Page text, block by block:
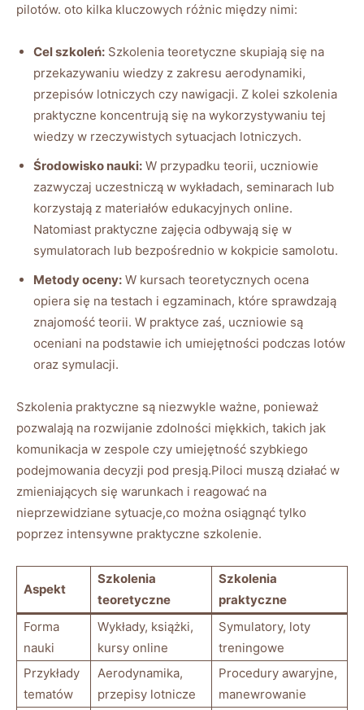
pilotów. oto kilka kluczowych różnic między nimi:
Cel szkoleń: Szkolenia teoretyczne skupiają się na
przekazywaniu wiedzy z zakresu aerodynamiki,
przepisów lotniczych czy nawigacji. Z kolei szkolenia
praktyczne koncentrują się na wykorzystywaniu tej
wiedzy w rzeczywistych sytuacjach lotniczych.
Środowisko nauki: W przypadku teorii, uczniowie
zazwyczaj uczestniczą w wykładach, seminarach lub
korzystają z materiałów edukacyjnych online.
Natomiast praktyczne zajęcia odbywają się w
symulatorach lub bezpośrednio w kokpicie samolotu.
Metody oceny: W kursach teoretycznych ocena
opiera się na testach i egzaminach, które sprawdzają
znajomość teorii. W praktyce zaś, uczniowie są
oceniani na podstawie ich umiejętności podczas lotów
oraz symulacji.
Szkolenia praktyczne są niezwykle ważne, ponieważ
pozwalają na rozwijanie zdolności miękkich, takich jak
komunikacja w zespole czy umiejętność szybkiego
podejmowania decyzji pod presją.Piloci muszą działać w
zmieniających się warunkach i reagować na
nieprzewidziane sytuacje,co można osiągnąć tylko
poprzez intensywne praktyczne szkolenie.
Aspekt
Szkolenia
teoretyczne
Szkolenia
praktyczne
Forma
nauki
Wykłady, książki,
kursy online
Symulatory, loty
treningowe
Przykłady
tematów
Aerodynamika,
przepisy lotnicze
Procedury awaryjne,
manewrowanie